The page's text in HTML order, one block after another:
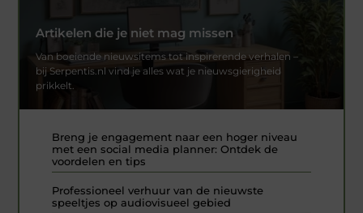
Artikelen die je niet mag missen
Van boeiende nieuwsitems tot inspirerende verhalen –
bij Serpentis.nl vind je alles wat je nieuwsgierigheid
prikkelt.
Breng je engagement naar een hoger niveau
met een social media planner: Ontdek de
voordelen en tips
Professioneel verhuur van de nieuwste
speeltjes op audiovisueel gebied